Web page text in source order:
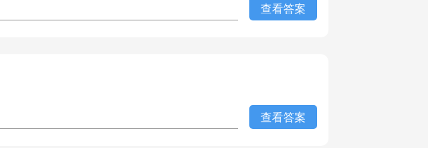
查看答案
查看答案